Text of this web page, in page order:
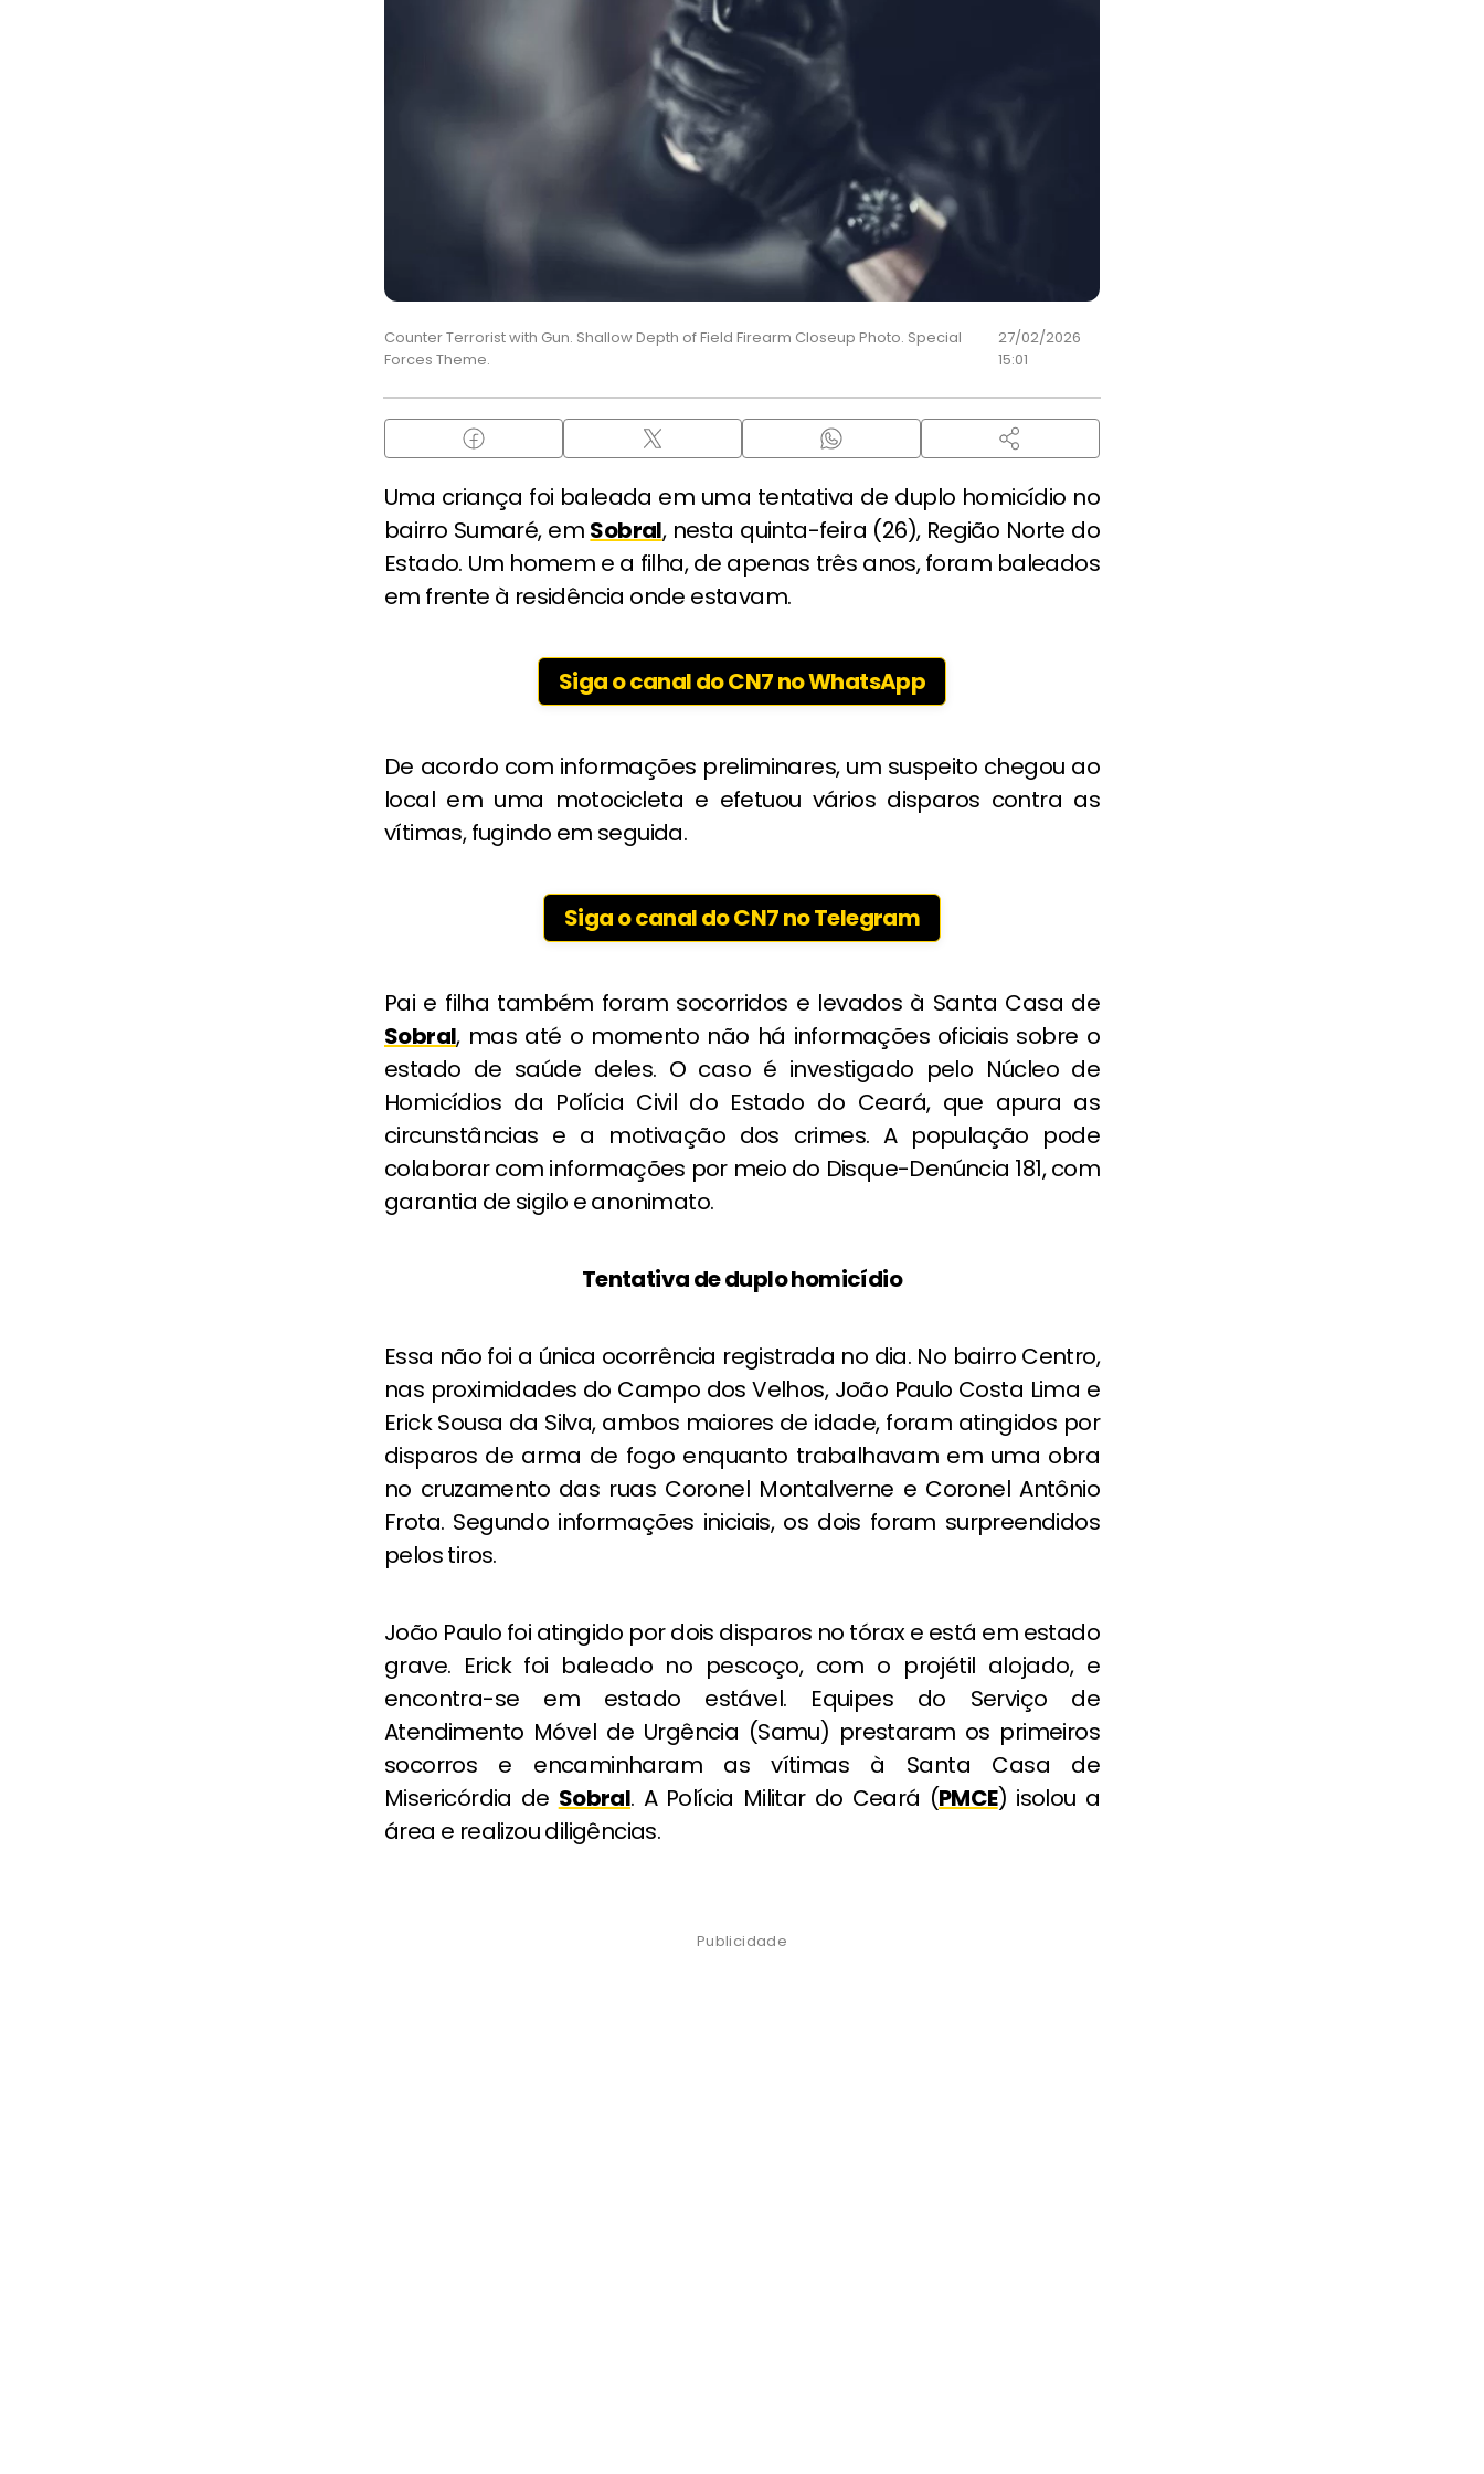
Counter Terrorist with Gun. Shallow Depth of Field Firearm Closeup Photo. Special
Forces Theme.
27/02/2026
15:01
Uma criança foi baleada em uma tentativa de duplo homicídio no
bairro Sumaré, em Sobral, nesta quinta-feira (26), Região Norte do
Estado. Um homem e a filha, de apenas três anos, foram baleados
em frente à residência onde estavam.
Siga o canal do CN7 no WhatsApp
De acordo com informações preliminares, um suspeito chegou ao
local em uma motocicleta e efetuou vários disparos contra as
vítimas, fugindo em seguida.
Siga o canal do CN7 no Telegram
Pai e filha também foram socorridos e levados à Santa Casa de
Sobral, mas até o momento não há informações oficiais sobre o
estado de saúde deles. O caso é investigado pelo Núcleo de
Homicídios da Polícia Civil do Estado do Ceará, que apura as
circunstâncias e a motivação dos crimes. A população pode
colaborar com informações por meio do Disque-Denúncia 181, com
garantia de sigilo e anonimato.
Tentativa de duplo homicídio
Essa não foi a única ocorrência registrada no dia. No bairro Centro,
nas proximidades do Campo dos Velhos, João Paulo Costa Lima e
Erick Sousa da Silva, ambos maiores de idade, foram atingidos por
disparos de arma de fogo enquanto trabalhavam em uma obra
no cruzamento das ruas Coronel Montalverne e Coronel Antônio
Frota. Segundo informações iniciais, os dois foram surpreendidos
pelos tiros.
João Paulo foi atingido por dois disparos no tórax e está em estado
grave. Erick foi baleado no pescoço, com o projétil alojado, e
encontra-se em estado estável. Equipes do Serviço de
Atendimento Móvel de Urgência (Samu) prestaram os primeiros
socorros e encaminharam as vítimas à Santa Casa de
Misericórdia de Sobral. A Polícia Militar do Ceará (PMCE) isolou a
área e realizou diligências.
Publicidade